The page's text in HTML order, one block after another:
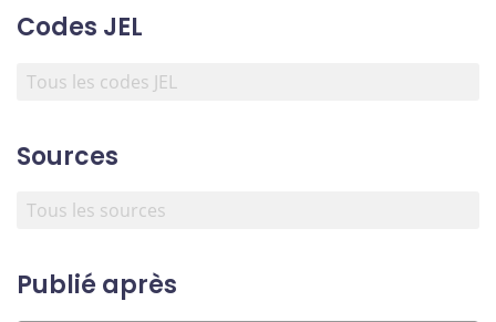
Codes JEL
Sources
Publié après